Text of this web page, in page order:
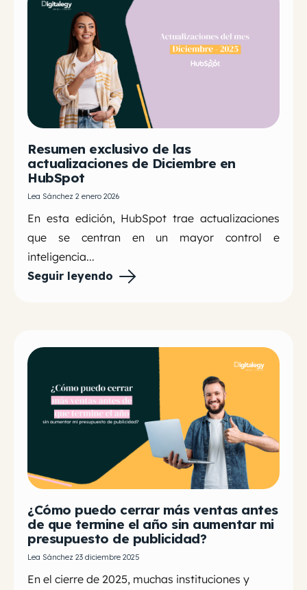
Resumen exclusivo de las
actualizaciones de Diciembre en
HubSpot
Lea Sánchez 2 enero 2026
En esta edición, HubSpot trae actualizaciones
que se centran en un mayor control e
inteligencia...
Seguir leyendo
¿Cómo puedo cerrar más ventas antes
de que termine el año sin aumentar mi
presupuesto de publicidad?
Lea Sánchez 23 diciembre 2025
En el cierre de 2025, muchas instituciones y